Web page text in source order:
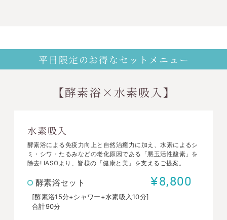
平日限定のお得なセットメニュー
【酵素浴×水素吸入】
水素吸入
酵素浴による免疫力向上と自然治癒力に加え、水素によるシ
ミ・シワ・たるみなどの老化原因である「悪玉活性酸素」を
除去! IASOより、皆様の「健康と美」を支えるご提案。
酵素浴セット ¥8,800
[酵素浴15分+シャワー+水素吸入10分]
合計90分